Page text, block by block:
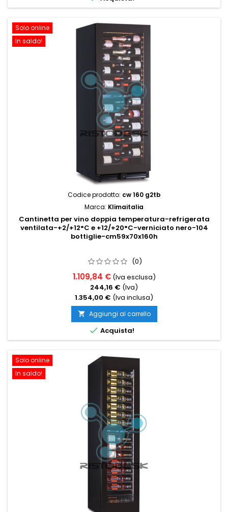
Solo online
In saldo!
Codice prodotto: cw 160 g2tb
Marca: Klimaitalia
Cantinetta per vino doppia temperatura-refrigerata
ventilata-+2/+12°C e +12/+20°C-verniciato nero-104
bottiglie-cm59x70x160h
(0)
1.109,84 € (Iva esclusa)
244,16 € (Iva)
1.354,00 € (Iva inclusa)
 Aggiungi al carrello
 Acquista!
Solo online
In saldo!